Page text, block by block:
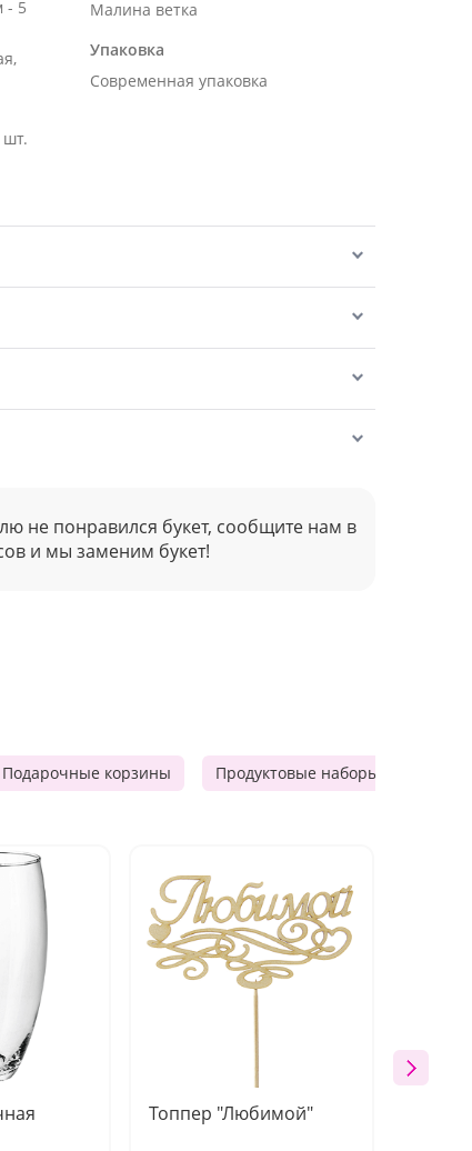
шт.
Малина ветка
Упаковка
Современная упаковка
не понравился букет, сообщите нам в
и мы заменим букет!
Подарочные корзины Продуктовые наборы
Топпер "Любимой"